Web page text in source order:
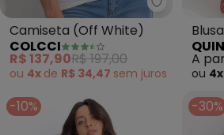
Colcci -
Camiseta (Off White)
COLCCI
R$ 137,90R$ 197,00
ou 4x de R$ 34,47 sem juros
Tricô
A
ou 4x
-10% -30%